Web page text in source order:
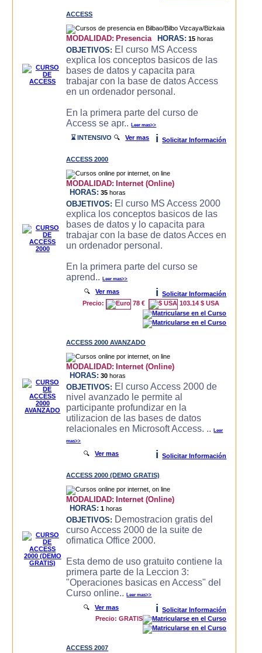
ACCESS
MODALIDAD: Presencia HORAS: 15 horas
OBJETIVOS: El curso MS Access
explica los conceptos basicos de las
bases de datos y capacita para
trabajar con la base de datos Access
en un ordenador personal.
En la primera parte del curso de
Access se apr..Leer mas>>
⌛ INTENSIVO 🔍Ver mas i Solicitar Información
ACCESS 2000
MODALIDAD: Internet (Online)
HORAS: 35 horas
OBJETIVOS: El curso MS Access 2000
explica los conceptos basicos de las
bases de datos y lo capacita para
trabajar con la base de datos Acces en
un ordenador personal.
En la primera parte del curso se
aprend..Leer mas>>
🔍Ver mas i
Solicitar Información
Precio:
78 € 103.14 $ USA
ACCESS 2000 AVANZADO
MODALIDAD: Internet (Online)
HORAS: 30 horas
OBJETIVOS: El curso Access 2000 de
nivel avanzado le permite al
participante profundizar en la
utilizacion de las bases de datos
relacionales en Microsoft Access. ..Leer
mas>>
🔍Ver mas i Solicitar Información
ACCESS 2000 (DEMO GRATIS)
MODALIDAD: Internet (Online)
HORAS: 1 horas
OBJETIVOS: Demostracion gratis del
curso Access 2000 de la suite de
ofimatica Office 2000.
Esta demo de uso gratuito contiene la
primera parte de la Leccion 3:
"Operaciones basicas en Access" del
Curso online..Leer mas>>
🔍Ver mas i
Solicitar Información
Precio: GRATIS
ACCESS 2007